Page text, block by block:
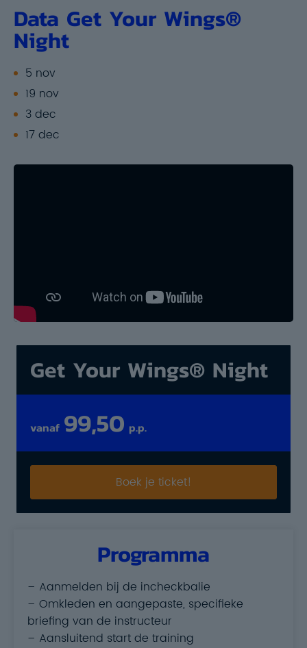
Data Get Your Wings®
Night
5 nov
19 nov
3 dec
17 dec
Get Your Wings® Night
vanaf 99,50 p.p.
Boek je ticket!
Programma
– Aanmelden bij de incheckbalie
– Omkleden en aangepaste, specifieke
briefing van de instructeur
– Aansluitend start de training